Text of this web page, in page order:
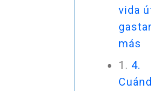
vida
más
4.